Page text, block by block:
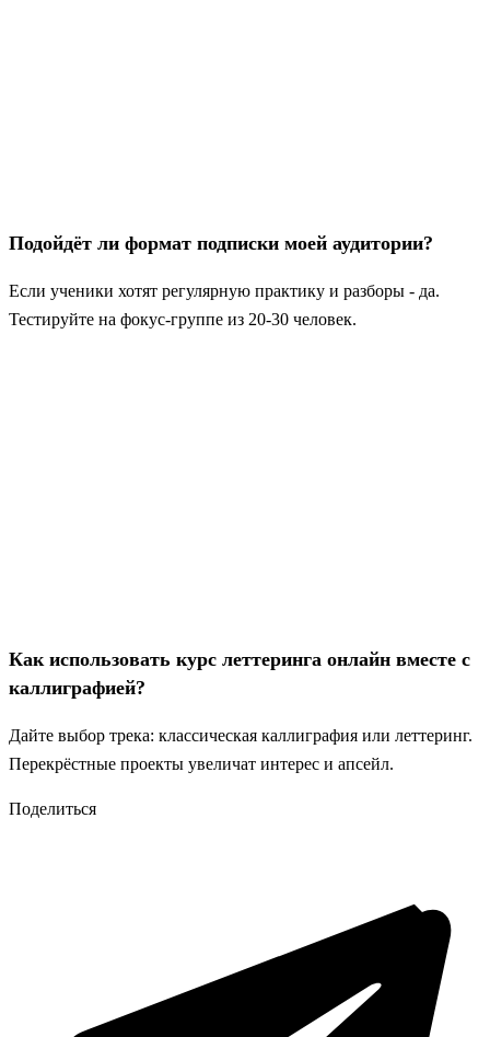
Подойдёт ли формат подписки моей аудитории?
Если ученики хотят регулярную практику и разборы - да.
Тестируйте на фокус‑группе из 20-30 человек.
Как использовать курс леттеринга онлайн вместе с
каллиграфией?
Дайте выбор трека: классическая каллиграфия или леттеринг.
Перекрёстные проекты увеличат интерес и апсейл.
Поделиться